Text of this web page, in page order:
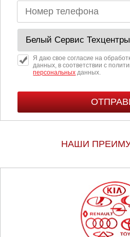
Я даю свое согласие на
данных, в соответствии с
персональных данных.
НАШИ